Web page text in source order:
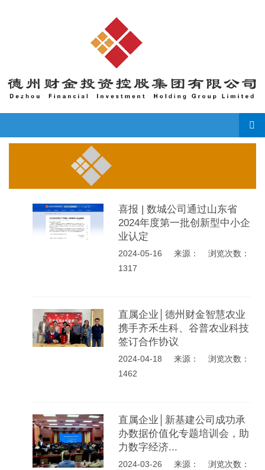
导
喜报 | 数城公司通过山东省
2024年度第一批创新型中小企
业认定
2024-05-16
来源： 浏览次数：
1317
直属企业│德州财金智慧农业
携手齐禾生科、谷普农业科技
签订合作协议
2024-04-18
来源： 浏览次数：
1462
直属企业│新基建公司成功承
办数据价值化专题培训会，助
力数字经济...
2024-03-26
来源： 浏览次数：